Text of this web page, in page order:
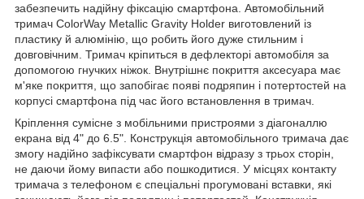
забезпечить надійну фіксацію смартфона. Автомобільний
тримач ColorWay Metallic Gravity Holder виготовлений із
пластику й алюмінію, що робить його дуже стильним і
довговічним. Тримач кріпиться в дефлекторі автомобіля за
допомогою гнучких ніжок. Внутрішнє покриття аксесуара має
м'яке покриття, що запобігає появі подряпин і потертостей на
корпусі смартфона під час його встановлення в тримач.
Кріплення сумісне з мобільними пристроями з діагоналлю
екрана від 4" до 6.5". Конструкція автомобільного тримача дає
змогу надійно зафіксувати смартфон відразу з трьох сторін,
не даючи йому випасти або пошкодитися. У місцях контакту
тримача з телефоном є спеціальні прогумовані вставки, які